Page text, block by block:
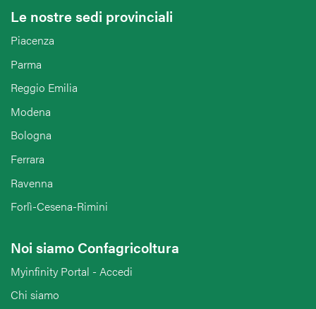
Le nostre sedi provinciali
Piacenza
Parma
Reggio Emilia
Modena
Bologna
Ferrara
Ravenna
Forlì-Cesena-Rimini
Noi siamo Confagricoltura
Myinfinity Portal - Accedi
Chi siamo